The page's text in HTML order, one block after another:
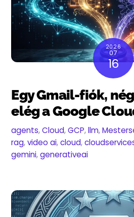
2026
07
16
Egy Gmail-fiók,
elég a Google
agents,Cloud,GCP,llm,
rag,video ai,cloud,
gemini,generativeai